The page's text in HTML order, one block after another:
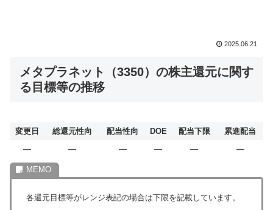
2025.06.21
メタプラネット（3350）の株主還元に関す
る目標等の推移
変更日 総還元性向 配当性向 DOE 配当下限
累進配当
―
― ― ― ― ―
各還元目標等がレンジ表記の場合は下限を記載しています。